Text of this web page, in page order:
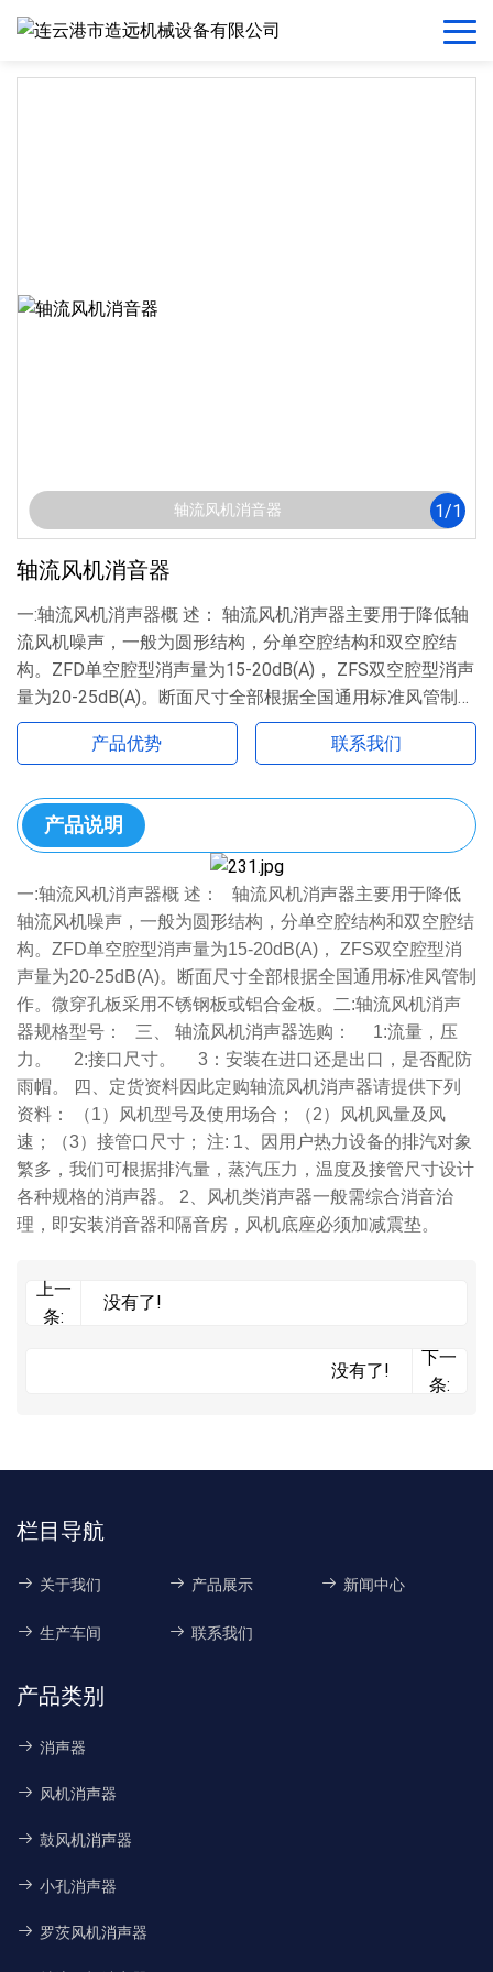
轴流风机消音器 1/1
轴流风机消音器
一:轴流风机消声器概 述： 轴流风机消声器主要用于降低轴
流风机噪声，一般为圆形结构，分单空腔结构和双空腔结
构。ZFD单空腔型消声量为15-20dB(A)， ZFS双空腔型消声
量为20-25dB(A)。断面尺寸全部根据全国通用标准风管制
作。微穿孔板采用不锈钢板或铝合金板。二:轴流风机消声
器规格型号： 三、 轴流
产品优势 联系我们
产品说明
一:轴流风机消声器概 述： 轴流风机消声器主要用于降低
轴流风机噪声，一般为圆形结构，分单空腔结构和双空腔结
构。ZFD单空腔型消声量为15-20dB(A)， ZFS双空腔型消
声量为20-25dB(A)。断面尺寸全部根据全国通用标准风管制
作。微穿孔板采用不锈钢板或铝合金板。二:轴流风机消声
器规格型号： 三、 轴流风机消声器选购： 1:流量，压
力。 2:接口尺寸。 3：安装在进口还是出口，是否配防
雨帽。 四、定货资料因此定购轴流风机消声器请提供下列
资料： （1）风机型号及使用场合；（2）风机风量及风
速；（3）接管口尺寸； 注: 1、因用户热力设备的排汽对象
繁多，我们可根据排汽量，蒸汽压力，温度及接管尺寸设计
各种规格的消声器。 2、风机类消声器一般需综合消音治
理，即安装消音器和隔音房，风机底座必须加减震垫。
上一
条:
没有了!
没有了!
下一
条:
栏目导航
关于我们 产品展示 新闻中心
生产车间 联系我们
产品类别
消声器
风机消声器
鼓风机消声器
小孔消声器
罗茨风机消声器